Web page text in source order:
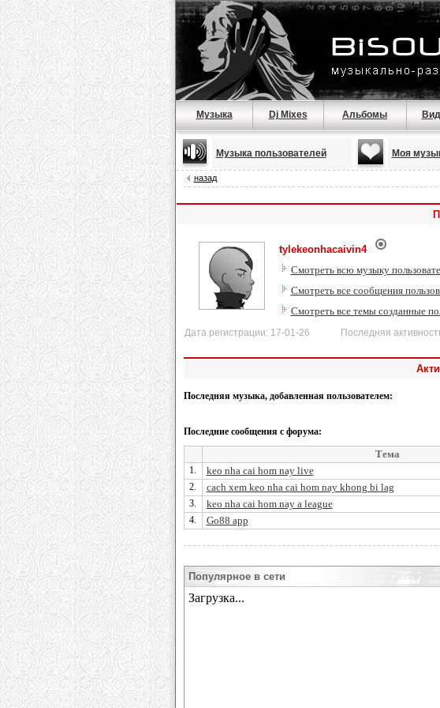
Музыка Dj Mixes Альбомы
Музыка пользователей Моя
назад
tylekeonhacaivin4
Смотреть всю музыку
Смотреть все сообщения
Смотреть все темы созданные
Дата регистрации: 17-01-26 Последняя
Последняя музыка, добавленная пользователем:
Последние сообщения с форума:
Тема
1. keo nha cai hom nay live
2. cach xem keo nha cai hom nay khong bi lag
3. keo nha cai hom nay a league
4. Go88 app
Популярное в сети